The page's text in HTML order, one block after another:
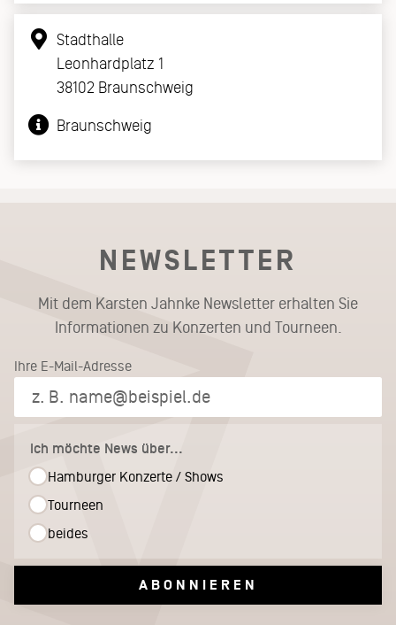
Stadthalle
Leonhardplatz 1
38102 Braunschweig
Braunschweig
NEWSLETTER
Mit dem Karsten Jahnke Newsletter erhalten Sie
Informationen zu Konzerten und Tourneen.
Ihre E-Mail-Adresse
Ich möchte News über...
Hamburger Konzerte / Shows
Tourneen
beides
ABONNIEREN